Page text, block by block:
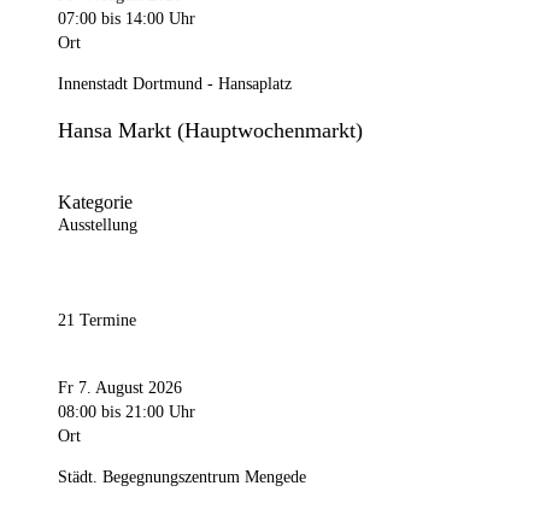
07:00 bis 14:00 Uhr
Ort
Innenstadt Dortmund - Hansaplatz
Hansa Markt (Hauptwochenmarkt)
Kategorie
Ausstellung
21 Termine
Fr 7. August 2026
08:00 bis 21:00 Uhr
Ort
Städt. Begegnungszentrum Mengede